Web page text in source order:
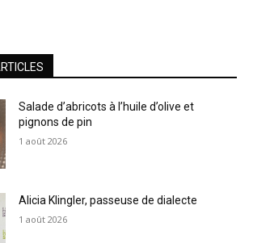
Salade d’abricots à l’huile d’olive et
pignons de pin
1 août 2026
Alicia Klingler, passeuse de dialecte
1 août 2026